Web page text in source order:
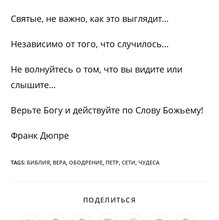
Святые, не важно, как это выглядит…
Независимо от того, что случилось…
Не волнуйтесь о том, что вы видите или
слышите…
Верьте Богу и действуйте по Слову Божьему!
Франк Дюпре
TAGS: БИБЛИЯ, ВЕРА, ОБОДРЕНИЕ, ПЕТР, СЕТИ, ЧУДЕСА
ПОДЕЛИТЬСЯ